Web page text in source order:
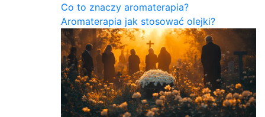
Co to znaczy aromaterapia?
Aromaterapia jak stosować olejki?